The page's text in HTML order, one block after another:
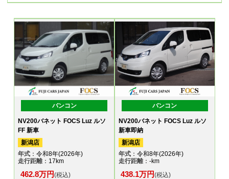
バンコン
NV200バネット FOCS Luz ルソ
FF 新車
新潟店
年式 ：令和8年(2026年)
走行距離：17km
462.8万円(税込)
バンコン
NV200バネット FOCS Luz ルソ
新車即納
新潟店
年式：令和8年(2026年)
走行距離：-km
438.1万円(税込)